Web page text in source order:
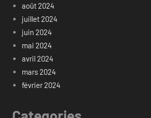
août 2024
juillet 2024
juin 2024
mai 2024
avril 2024
mars 2024
février 2024